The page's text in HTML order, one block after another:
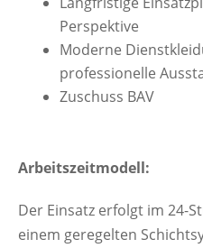
Perspektive
Moderne
professionelle
Zuschuss BAV
Arbeitszeitmodell:
Der Einsatz erfolgt im 24-
einem geregelten